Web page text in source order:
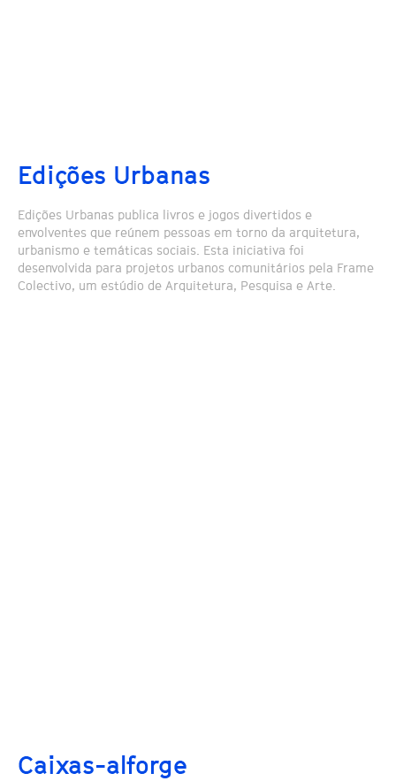
Edições Urbanas
Edições Urbanas publica livros e jogos divertidos e
envolventes que reúnem pessoas em torno da arquitetura,
urbanismo e temáticas sociais. Esta iniciativa foi
desenvolvida para projetos urbanos comunitários pela Frame
Colectivo, um estúdio de Arquitetura, Pesquisa e Arte.
Caixas-alforge